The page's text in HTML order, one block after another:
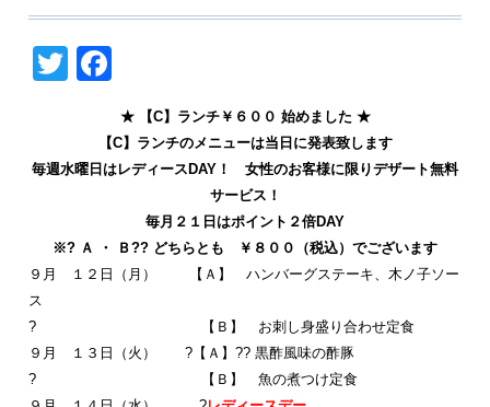
Twitter
★ 【C】ランチ￥６００ 始めました ★
【C】ランチのメニューは当日に発表致します
毎週水曜日はレディースDAY！ 女性のお客様に限りデザート無料
サービス！
毎月２１日はポイント２倍DAY
※? Ａ ・ Ｂ?? どちらとも ￥８００（税込）でございます
９月 １２日（月） 【Ａ】 ハンバーグステーキ、木ノ子ソー
ス
? 【Ｂ】 お刺し身盛り合わせ定食
９月 １３日（火） ?【Ａ】?? 黒酢風味の酢豚
? 【Ｂ】 魚の煮つけ定食